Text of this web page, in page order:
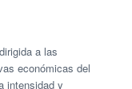
a las
económicas del
intensidad y